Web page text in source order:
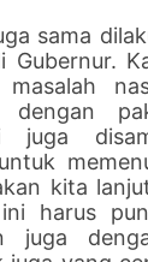
sama
Gubernur.
dengan
juga
kita
harus
juga